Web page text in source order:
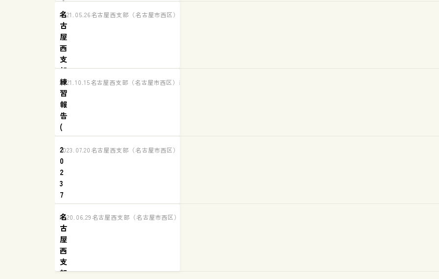
９
月
８
日
)
名
古
屋
西
支
部
練
習
報
告
2021.05.26名古屋西支部（名古屋市西区）練習の様子
練
習
報
告
(
１
０
月
１
３
日
)
2021.10.15名古屋西支部（名古屋市西区）練習の様子
2
0
2
3
7
5
名
古
屋
西
支
部
2023.07.20 名古屋西支部（名古屋市西区）練習の様子
名
古
屋
西
支
部
2020.06.29 名古屋西支部（名古屋市西区）練習の様子